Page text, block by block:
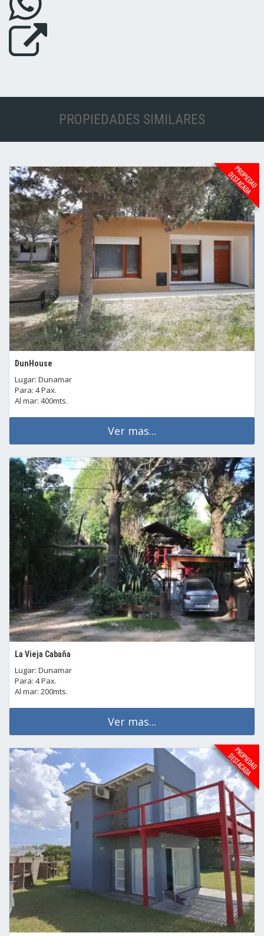
PROPIEDADES SIMILARES
DunHouse
Lugar: Dunamar
Para: 4 Pax.
Al mar: 400mts.
Ver mas...
La Vieja Cabaña
Lugar: Dunamar
Para: 4 Pax.
Al mar: 200mts.
Ver mas...